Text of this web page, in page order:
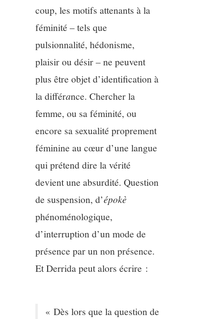
coup, les motifs attenants à la
féminité – tels que
pulsionnalité, hédonisme,
plaisir ou désir – ne peuvent
plus être objet d’identification à
la différance. Chercher la
femme, ou sa féminité, ou
encore sa sexualité proprement
féminine au cœur d’une langue
qui prétend dire la vérité
devient une absurdité. Question
de suspension, d’épokè
phénoménologique,
d’interruption d’un mode de
présence par un non présence.
Et Derrida peut alors écrire :
« Dès lors que la question de